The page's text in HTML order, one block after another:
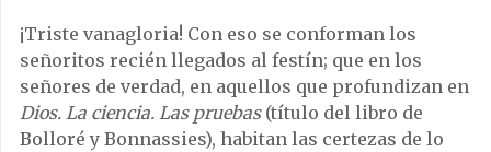
¡Triste vanagloria! Con eso se conforman los
señoritos recién llegados al festín; que en los
señores de verdad, en aquellos que profundizan en
Dios. La ciencia. Las pruebas(título del libro de
Bolloré y Bonnassies), habitan las certezas de lo